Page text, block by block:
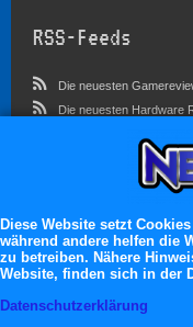
RSS-Feeds
Die neuesten
Die neuesten Hardware
Im Forum sind zur Zeit 3569
Es erwarten dich:
13.119 registrierte
71.044 Themen
Diese Website setzt
während andere helfen die
zu betreiben. Nähere
Website, finden sich in der
Datenschutzerklärung